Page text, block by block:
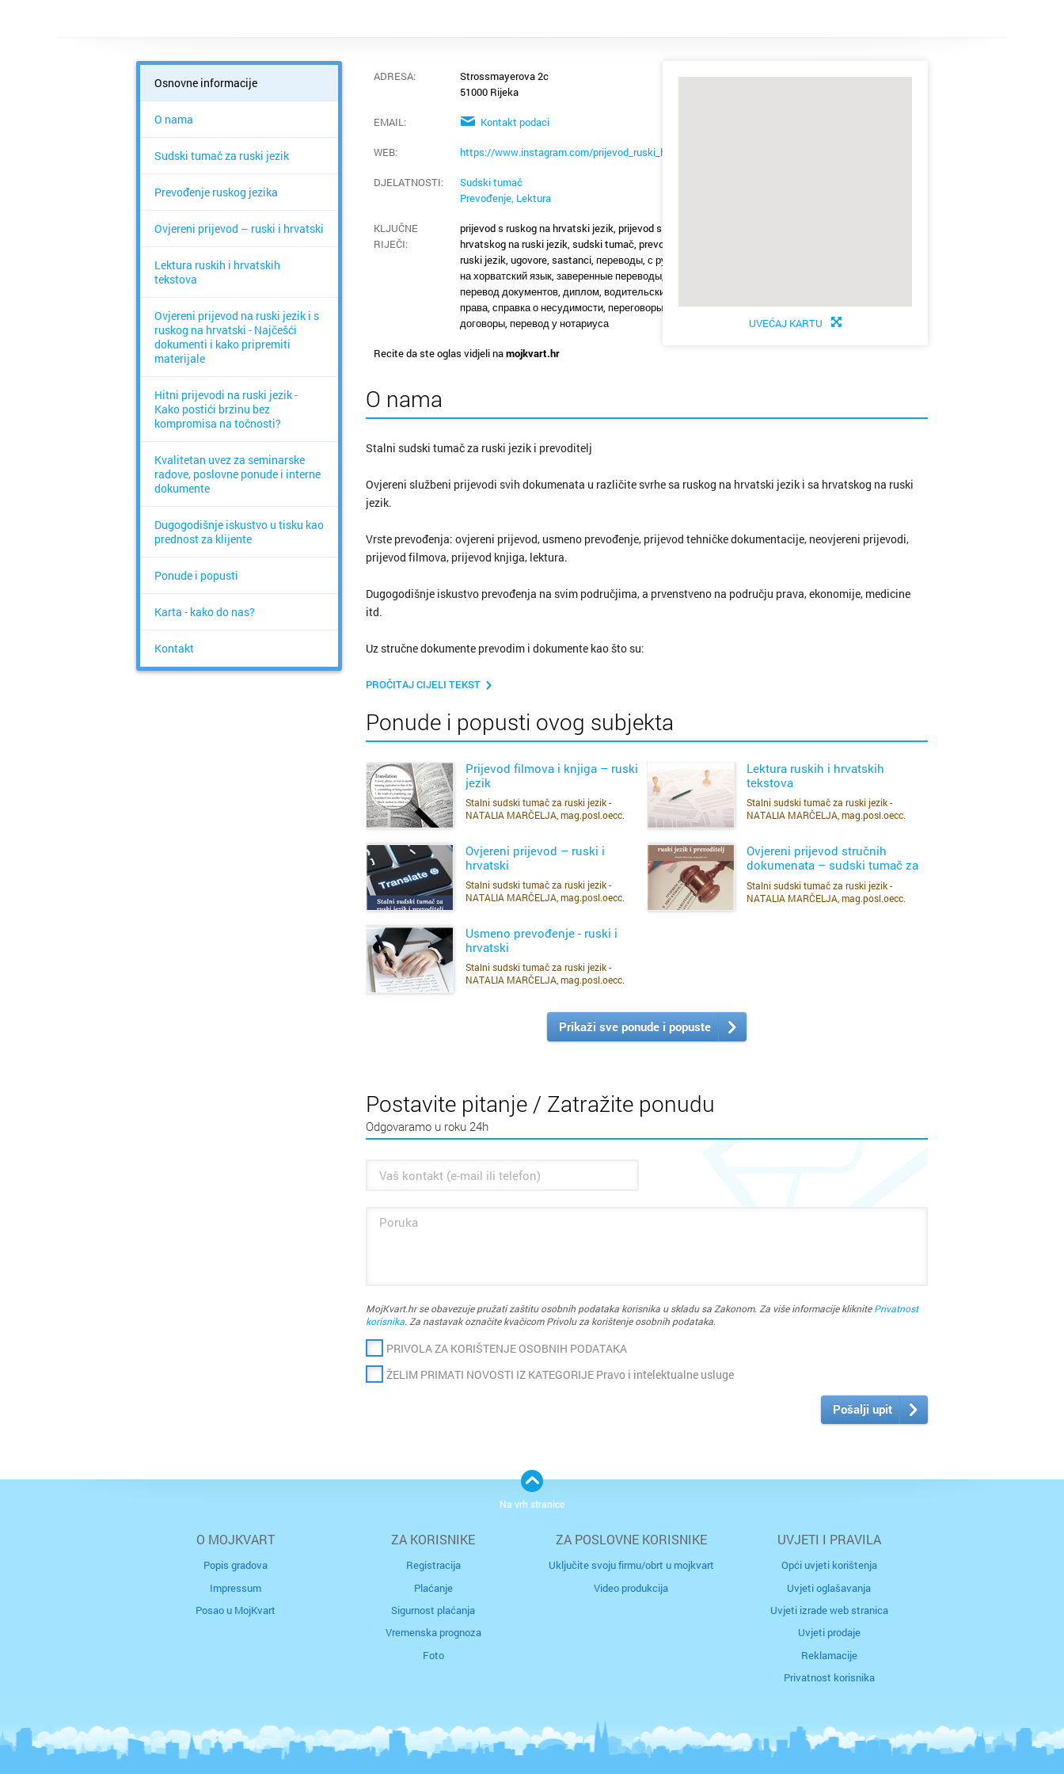
Osnovne informacije
O nama
Sudski tumač za ruski jezik
Prevođenje ruskog jezika
Ovjereni prijevod – ruski i hrvatski
Lektura ruskih i hrvatskih
tekstova
Ovjereni prijevod na ruski jezik i s
ruskog na hrvatski - Najčešći
dokumenti i kako pripremiti
materijale
Hitni prijevodi na ruski jezik -
Kako postići brzinu bez
kompromisa na točnosti?
Kvalitetan uvez za seminarske
radove, poslovne ponude i interne
dokumente
Dugogodišnje iskustvo u tisku kao
prednost za klijente
Ponude i popusti
Karta - kako do nas?
Kontakt
ADRESA:
Strossmayerova 2c
51000 Rijeka
EMAIL: Kontakt podaci
WEB: https://www.instagram.com/prijevod_ruski_hrvatski/
DJELATNOSTI:
Sudski tumač
Prevođenje, Lektura
KLJUČNE
RIJEČI:
prijevod s ruskog na hrvatski jezik, prijevod s
hrvatskog na ruski jezik, sudski tumač, prevoditelj,
ruski jezik, ugovore, sastanci, переводы, с русского
на хорватский язык, заверенные переводы,
перевод документов, диплом, водительские
права, справка о несудимости, переговоры,
договоры, перевод у нотариуса
Recite da ste oglas vidjeli namojkvart.hr
UVEĆAJ KARTU
O nama
Stalni sudski tumač za ruski jezik i prevoditelj
Ovjereni službeni prijevodi svih dokumenata u različite svrhe sa ruskog na hrvatski jezik i sa hrvatskog na ruski
jezik.
Vrste prevođenja: ovjereni prijevod, usmeno prevođenje, prijevod tehničke dokumentacije, neovjereni prijevodi,
prijevod filmova, prijevod knjiga, lektura.
Dugogodišnje iskustvo prevođenja na svim područjima, a prvenstveno na području prava, ekonomije, medicine
itd.
Uz stručne dokumente prevodim i dokumente kao što su:
rodni/vjenčani listovi; domovnice; vozačke dozvole; diplome; prijepisi ocjena; nastavni planovi i programi
uvjerenja o nekažnjavanju itd.
Radi dogovora i dodatnih informacija, molim obratite se na broj mobitela (Viber, WhatsApp, Telegram).
PROČITAJ CIJELI TEKST
Ponude i popusti ovog subjekta
SAZNAJ VIŠE
Prijevod filmova i knjiga – ruski
jezik
Stalni sudski tumač za ruski jezik -
NATALIA MARČELJA, mag.posl.oecc.
SAZNAJ VIŠE
Ovjereni prijevod – ruski i
hrvatski
Stalni sudski tumač za ruski jezik -
NATALIA MARČELJA, mag.posl.oecc.
SAZNAJ VIŠE
Usmeno prevođenje - ruski i
hrvatski
Stalni sudski tumač za ruski jezik -
NATALIA MARČELJA, mag.posl.oecc.
SAZNAJ VIŠE
Lektura ruskih i hrvatskih
tekstova
Stalni sudski tumač za ruski jezik -
NATALIA MARČELJA, mag.posl.oecc.
SAZNAJ VIŠE
Ovjereni prijevod stručnih
dokumenata – sudski tumač za
ruski jezik
Stalni sudski tumač za ruski jezik -
NATALIA MARČELJA, mag.posl.oecc.
Prikaži sve ponude i popuste
Postavite pitanje / Zatražite ponudu
Odgovaramo u roku 24h
MojKvart.hr se obavezuje pružati zaštitu osobnih podataka korisnika u skladu sa Zakonom. Za više informacije kliknitePrivatnost
korisnika. Za nastavak označite kvačicom Privolu za korištenje osobnih podataka.
PRIVOLA ZA KORIŠTENJE OSOBNIH PODATAKA
ŽELIM PRIMATI NOVOSTI IZ KATEGORIJE Pravo i intelektualne usluge
Pošalji upit
O MOJKVART
Popis gradova
Impressum
Posao u MojKvart
ZA KORISNIKE
Registracija
Plaćanje
Sigurnost plaćanja
Vremenska prognoza
Foto
ZA POSLOVNE KORISNIKE
Uključite svoju firmu/obrt u mojkvart
Video produkcija
UVJETI I PRAVILA
Opći uvjeti korištenja
Uvjeti oglašavanja
Uvjeti izrade web stranica
Uvjeti prodaje
Reklamacije
Privatnost korisnika
Na vrh stranice